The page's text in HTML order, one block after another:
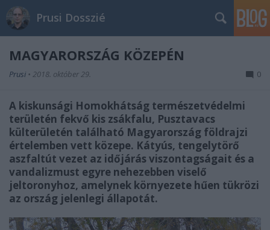
Prusi Dosszié
MAGYARORSZÁG KÖZEPÉN
Prusi • 2018. október 29. 0
A kiskunsági Homokhátság természetvédelmi
területén fekvő kis zsákfalu, Pusztavacs
külterületén található Magyarország földrajzi
értelemben vett közepe. Kátyús, tengelytörő
aszfaltút vezet az időjárás viszontagságait és a
vandalizmust egyre nehezebben viselő
jeltoronyhoz, amelynek környezete hűen tükrözi
az ország jelenlegi állapotát.